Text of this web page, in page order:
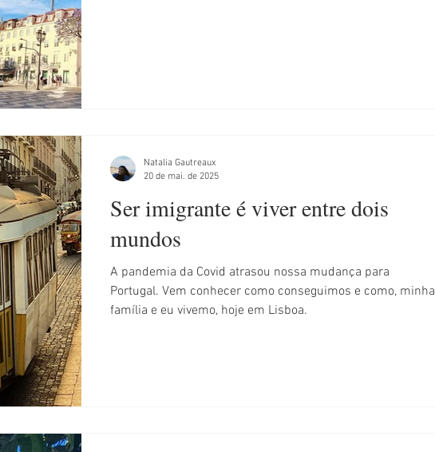
Ser imigrante é viver entre dois
mundos
A pandemia da Covid atrasou nossa mudança para
Portugal. Vem conhecer como conseguimos e como, minha
família e eu vivemo, hoje em Lisboa.
Natalia Gautreaux
20 de mai. de 2025